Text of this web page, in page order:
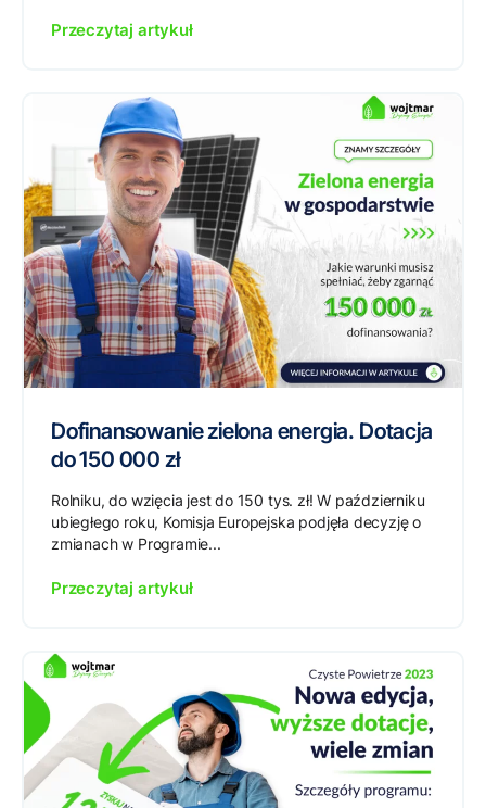
Przeczytaj artykuł
Dofinansowanie zielona energia. Dotacja
do 150 000 zł
Rolniku, do wzięcia jest do 150 tys. zł! W październiku
ubiegłego roku, Komisja Europejska podjęła decyzję o
zmianach w Programie...
Przeczytaj artykuł